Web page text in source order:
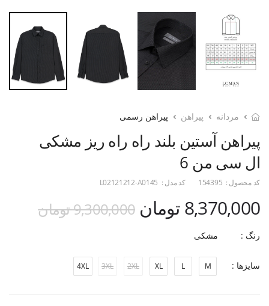
مردانه پیراهن پیراهن رسمی
پیراهن آستین بلند راه راه ریز مشکی
ال سی من 6
کد محصول : 154395 کد مدل : L02121212-A0145
8,370,000 تومان 9,300,000 تومان
رنگ : مشکی
سایزها : M
L
XL
2XL
3XL
4XL